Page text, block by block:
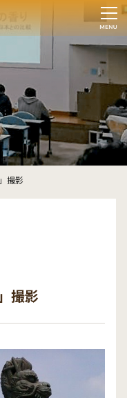
撮影
撮影